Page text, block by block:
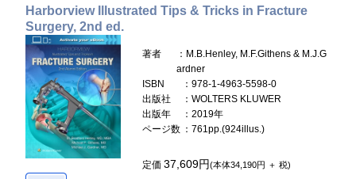
Harborview Illustrated Tips & Tricks in Fracture
Surgery, 2nd ed.
著者
：M.B.Henley, M.F.Githens & M.J.G
ardner
ISBN
：978-1-4963-5598-0
出版社
：WOLTERS KLUWER
出版年
：2019年
ページ数 ：761pp.(924illus.)
定価37,609円(本体34,190円 ＋ 税)